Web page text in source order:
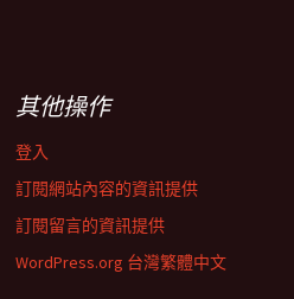
其他操作
登入
訂閱網站內容的資訊提供
訂閱留言的資訊提供
WordPress.org 台灣繁體中文